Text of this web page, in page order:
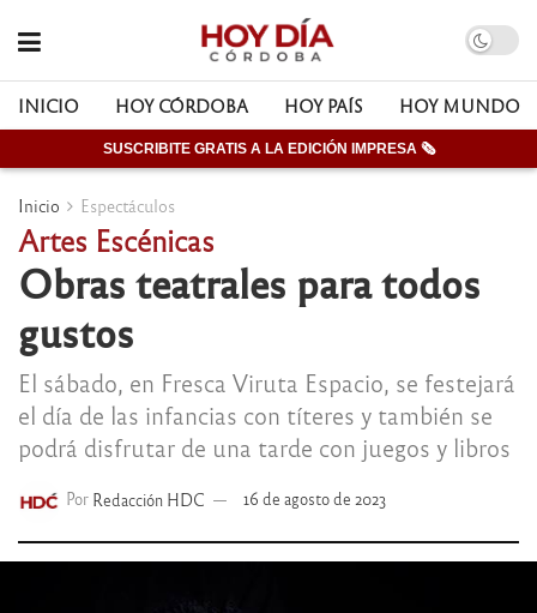
INICIO HOY CÓRDOBA HOY PAÍS HOY MUNDO
SUSCRIBITE GRATIS A LA EDICIÓN IMPRESA 🗞
Inicio Espectáculos
Artes Escénicas
Obras teatrales para todos
gustos
El sábado, en Fresca Viruta Espacio, se festejará
el día de las infancias con títeres y también se
podrá disfrutar de una tarde con juegos y libros
Por Redacción HDC 16 de agosto de 2023